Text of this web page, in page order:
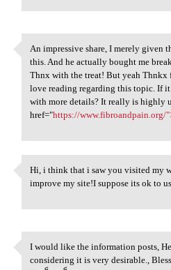
An impressive share, I merely
An impressive share, I merely given
this. And he actually bought me
Thnx with the treat! But yeah Thnkx
love reading regarding this topic. If
with more details? It really is highly
href="https://www.fibroandpain.org/
Hi, i think that i saw you
Hi, i think that i saw you visited my
improve my site!I suppose its ok to
I would like the information
I would like the information posts,
considering it is very desirable.,